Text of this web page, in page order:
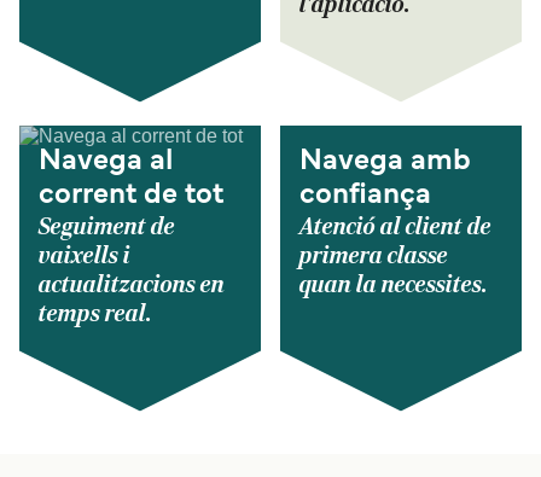
Navega al
corrent de tot
Seguiment de
vaixells i
actualitzacions en
temps real.
Navega amb
confiança
Atenció al client de
primera classe
quan la necessites.